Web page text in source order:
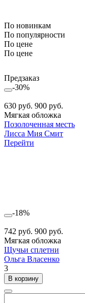
По новинкам
По популярности
По цене
По цене
Предзаказ
-30%
630 руб. 900 руб.
Мягкая обложка
Позолоченная месть
Лисса Мия Смит
Перейти
-18%
742 руб. 900 руб.
Мягкая обложка
Щучьи сплетни
Ольга Власенко
3
В корзину